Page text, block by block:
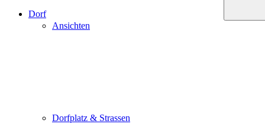
Dorf
Ansichten
Dorfplatz & Strassen